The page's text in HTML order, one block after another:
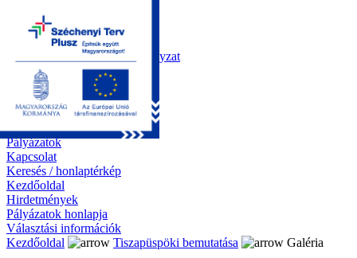
Kezdőoldal
Önkormányzat
Polgármesteri Hivatal
Roma Nemzetiségi Önkormányzat
Elektronikus ügyintézés
Közérdekű információk
Tiszapüspöki bemutatása
Galéria
Díjazottaink
Pályázatok
Kapcsolat
Keresés / honlaptérkép
Kezdőoldal
Hirdetmények
Pályázatok honlapja
Választási információk
Kezdőoldal
Tiszapüspöki bemutatása
Galéria